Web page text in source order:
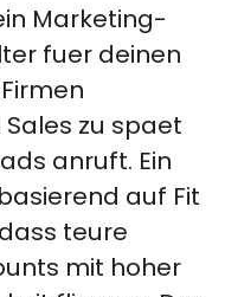
Marketing-
fuer deinen
zu spaet
anruft. Ein
auf Fit
teure
mit hoher